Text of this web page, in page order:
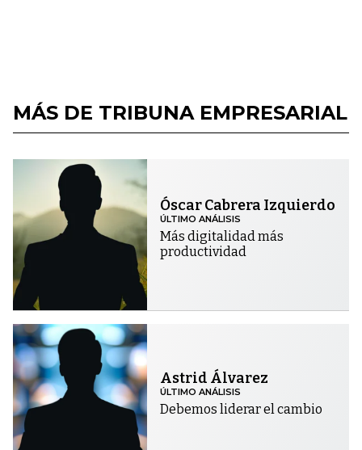
MÁS DE TRIBUNA EMPRESARIAL
Óscar Cabrera Izquierdo
ÚLTIMO ANÁLISIS
Más digitalidad más
productividad
Astrid Álvarez
ÚLTIMO ANÁLISIS
Debemos liderar el cambio